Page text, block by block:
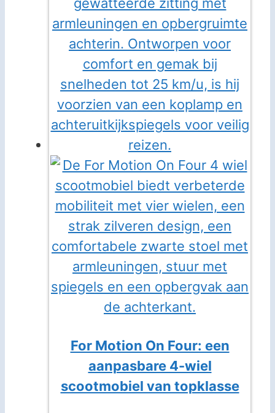
For Motion On Four: een
aanpasbare 4-wiel
scootmobiel van topklasse